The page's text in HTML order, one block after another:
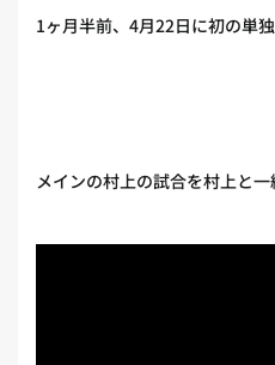
1ヶ月半前、4月22日に初の単独
メインの村上の試合を村上と一